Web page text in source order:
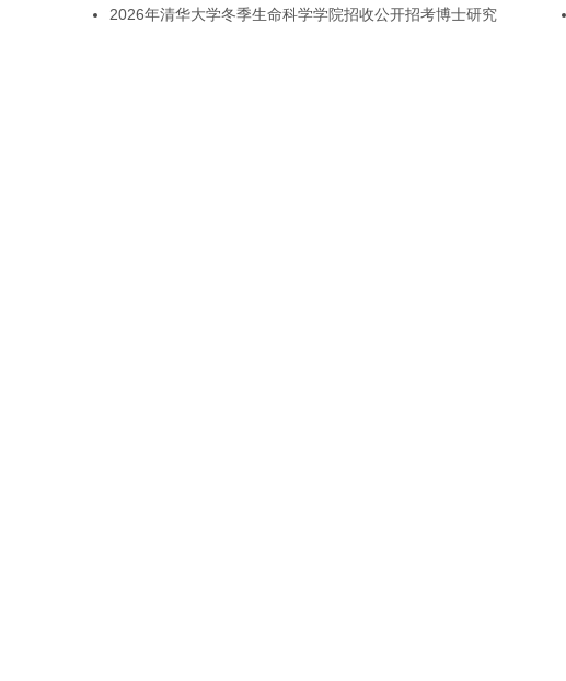
2026年清华大学冬季生命科学学院招收公开招考博士研究